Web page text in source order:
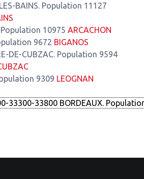
BAINS. Population 11127
Population 10975 ARCACHON
9672 BIGANOS
DE-CUBZAC. Population 9594
9309 LEOGNAN